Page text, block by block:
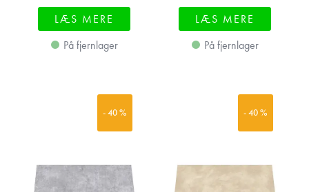
LÆS MERE
På fjernlager
LÆS MERE
På fjernlager
- 40 % - 40 %